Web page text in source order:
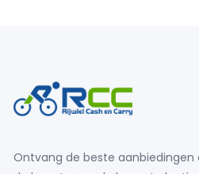
Ontvang de beste aanbiedingen